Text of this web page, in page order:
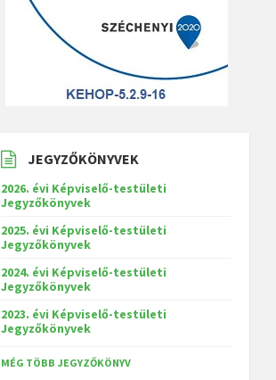
JEGYZŐKÖNYVEK
2026. évi Képviselő-testületi
Jegyzőkönyvek
2025. évi Képviselő-testületi
Jegyzőkönyvek
2024. évi Képviselő-testületi
Jegyzőkönyvek
2023. évi Képviselő-testületi
Jegyzőkönyvek
MÉG TÖBB JEGYZŐKÖNYV